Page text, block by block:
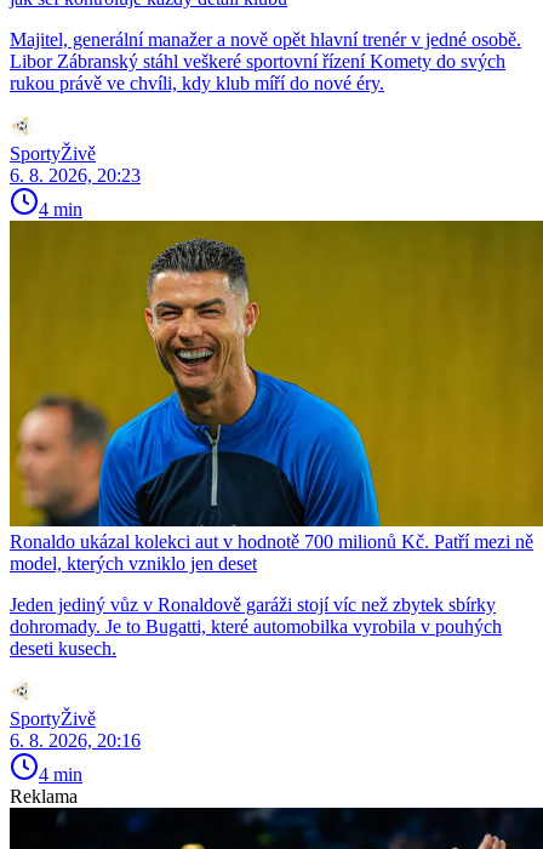
Majitel, generální manažer a nově opět hlavní trenér v jedné osobě.
Libor Zábranský stáhl veškeré sportovní řízení Komety do svých
rukou právě ve chvíli, kdy klub míří do nové éry.
SportyŽivě
6. 8. 2026, 20:23
4 min
Ronaldo ukázal kolekci aut v hodnotě 700 milionů Kč. Patří mezi ně
model, kterých vzniklo jen deset
Jeden jediný vůz v Ronaldově garáži stojí víc než zbytek sbírky
dohromady. Je to Bugatti, které automobilka vyrobila v pouhých
deseti kusech.
SportyŽivě
6. 8. 2026, 20:16
4 min
Reklama